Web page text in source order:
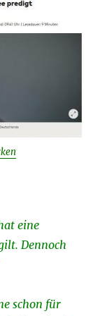
eine
Dennoch
schon für